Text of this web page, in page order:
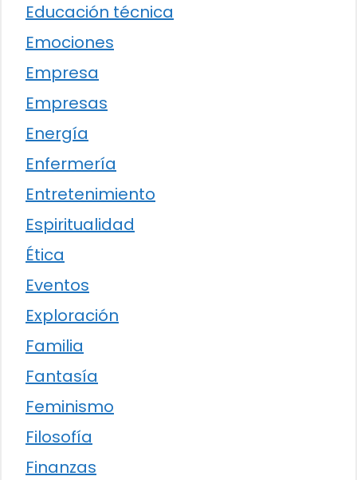
Educación técnica
Emociones
Empresa
Empresas
Energía
Enfermería
Entretenimiento
Espiritualidad
Ética
Eventos
Exploración
Familia
Fantasía
Feminismo
Filosofía
Finanzas